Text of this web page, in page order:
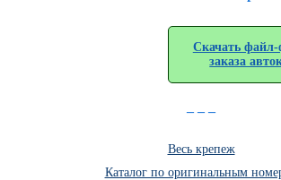
Скачать
заказа
Весь крепеж
Каталог по оригинальным